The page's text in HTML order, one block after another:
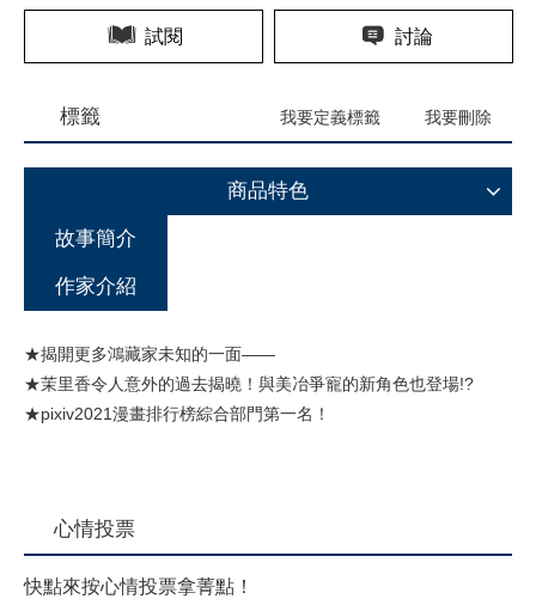
試閱 討論
標籤 我要定義標籤 我要刪除
商品特色
故事簡介
作家介紹
★揭開更多鴻藏家未知的一面——
★茉里香令人意外的過去揭曉！與美冶爭寵的新角色也登場!?
★pixiv2021漫畫排行榜綜合部門第一名！
心情投票
快點來按心情投票拿菁點！